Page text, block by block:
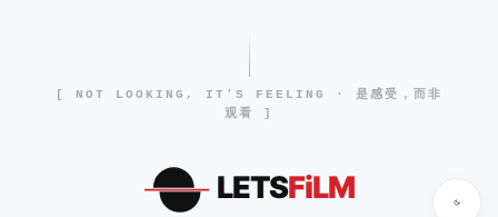
[ NOT LOOKING, IT'S FEELING · 是感受，而非
观看 ]
LETSFiLM